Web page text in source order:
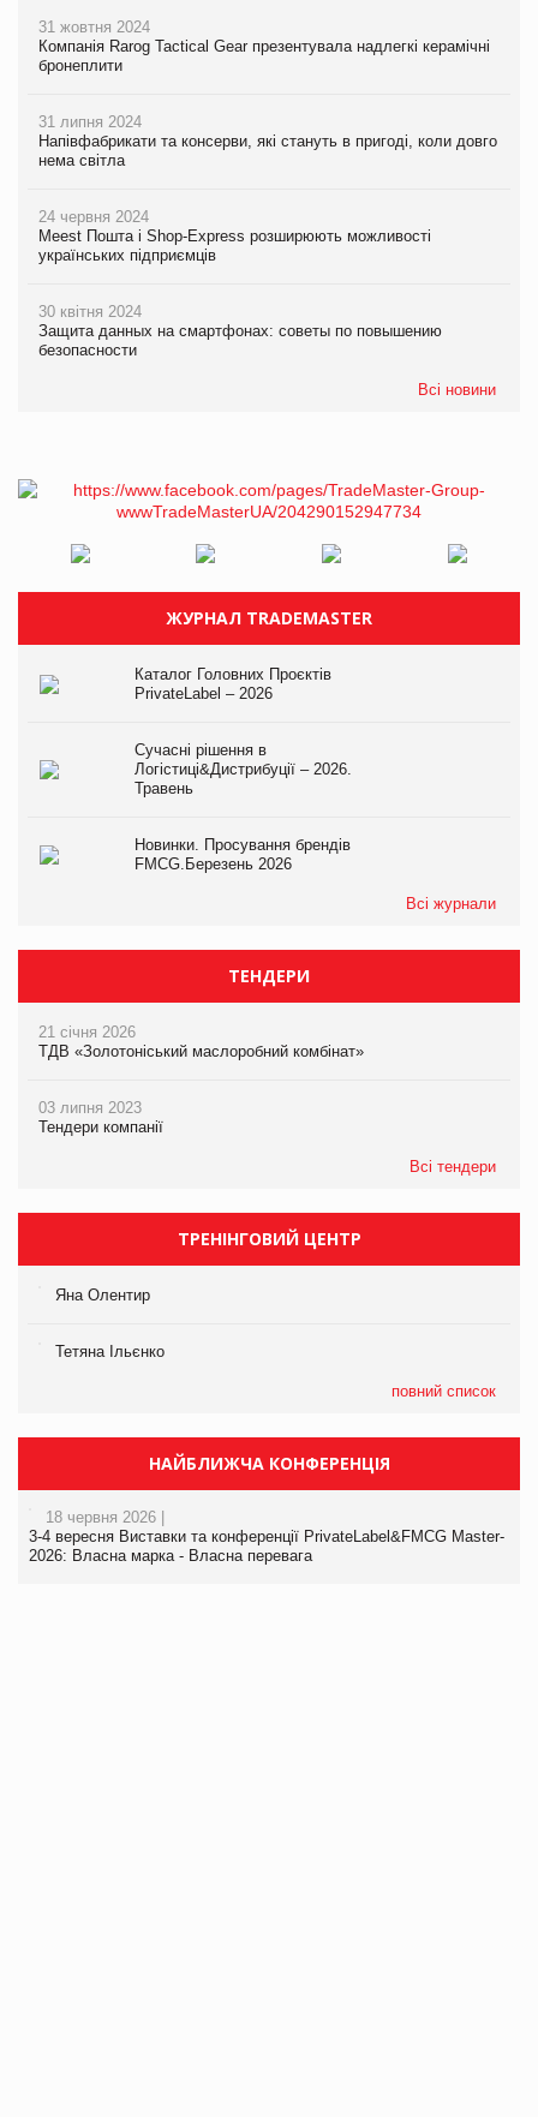
31 жовтня 2024
Компанія Rarog Tactical Gear презентувала надлегкі керамічні
бронеплити
31 липня 2024
Напівфабрикати та консерви, які стануть в пригоді, коли довго
нема світла
24 червня 2024
Meest Пошта і Shop-Express розширюють можливості
українських підприємців
30 квітня 2024
Защита данных на смартфонах: советы по повышению
безопасности
Всі новини
ЖУРНАЛ TRADEMASTER
Каталог Головних Проєктів
PrivateLabel – 2026
Сучасні рішення в
Логістиці&Дистрибуції – 2026.
Травень
Новинки. Просування брендів
FMCG.Березень 2026
Всі журнали
ТЕНДЕРИ
21 січня 2026
ТДВ «Золотоніський маслоробний комбінат»
03 липня 2023
Тендери компанії
Всі тендери
ТРЕНІНГОВИЙ ЦЕНТР
Яна Олентир
Тетяна Ільєнко
повний список
НАЙБЛИЖЧА КОНФЕРЕНЦІЯ
18 червня 2026 |
3-4 вересня Виставки та конференції PrivateLabel&FMCG Master-
2026: Власна марка - Власна перевага